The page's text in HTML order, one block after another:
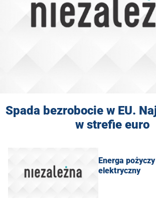
Spada bezrobocie w EU.
w strefie euro
Energa
elektryczny